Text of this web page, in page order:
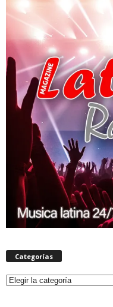
Categorías
Categorías